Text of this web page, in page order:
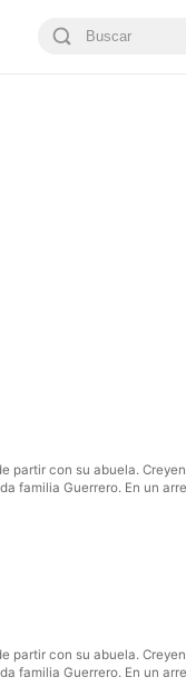
con su abuela.
familia Guerrero. En un
con su abuela.
familia Guerrero. En un